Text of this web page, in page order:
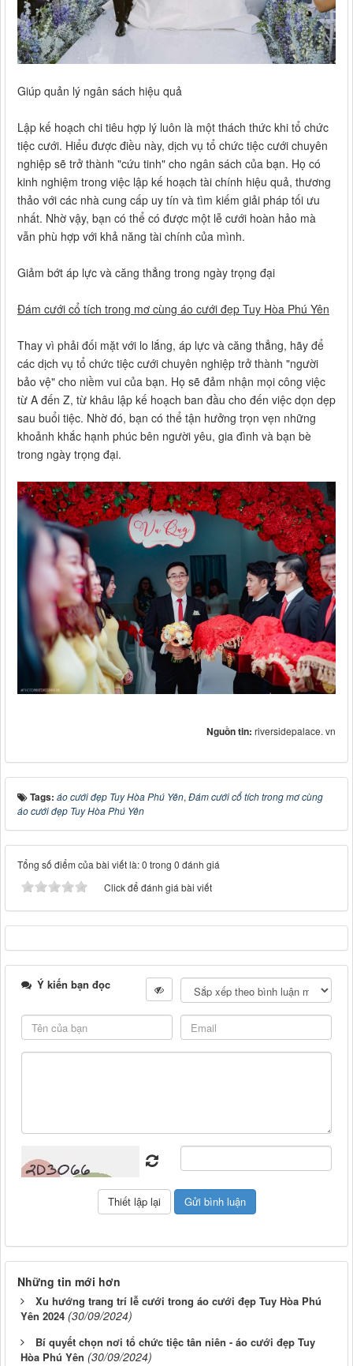
Giúp quản lý ngân sách hiệu quả
Lập kế hoạch chi tiêu hợp lý luôn là một thách thức khi tổ chức
tiệc cưới. Hiểu được điều này, dịch vụ tổ chức tiệc cưới chuyên
nghiệp sẽ trở thành "cứu tinh" cho ngân sách của bạn. Họ có
kinh nghiệm trong việc lập kế hoạch tài chính hiệu quả, thương
thảo với các nhà cung cấp uy tín và tìm kiếm giải pháp tối ưu
nhất. Nhờ vậy, bạn có thể có được một lễ cưới hoàn hảo mà
vẫn phù hợp với khả năng tài chính của mình.
Giảm bớt áp lực và căng thẳng trong ngày trọng đại
Đám cưới cổ tích trong mơ cùng áo cưới đẹp Tuy Hòa Phú Yên
Thay vì phải đối mặt với lo lắng, áp lực và căng thẳng, hãy để
các dịch vụ tổ chức tiệc cưới chuyên nghiệp trở thành "người
bảo vệ" cho niềm vui của bạn. Họ sẽ đảm nhận mọi công việc
từ A đến Z, từ khâu lập kế hoạch ban đầu cho đến việc dọn dẹp
sau buổi tiệc. Nhờ đó, bạn có thể tận hưởng trọn vẹn những
khoảnh khắc hạnh phúc bên người yêu, gia đình và bạn bè
trong ngày trọng đại.
Nguồn tin: riversidepalace. vn
Tags: áo cưới đẹp Tuy Hòa Phú Yên, Đám cưới cổ tích trong mơ cùng
áo cưới đẹp Tuy Hòa Phú Yên
Tổng số điểm của bài viết là: 0 trong 0 đánh giá
Click để đánh giá bài viết
Ý kiến bạn đọc
Những tin mới hơn
Xu hướng trang trí lễ cưới trong áo cưới đẹp Tuy Hòa Phú
Yên 2024 (30/09/2024)
Bí quyết chọn nơi tổ chức tiệc tân niên - áo cưới đẹp Tuy
Hòa Phú Yên (30/09/2024)